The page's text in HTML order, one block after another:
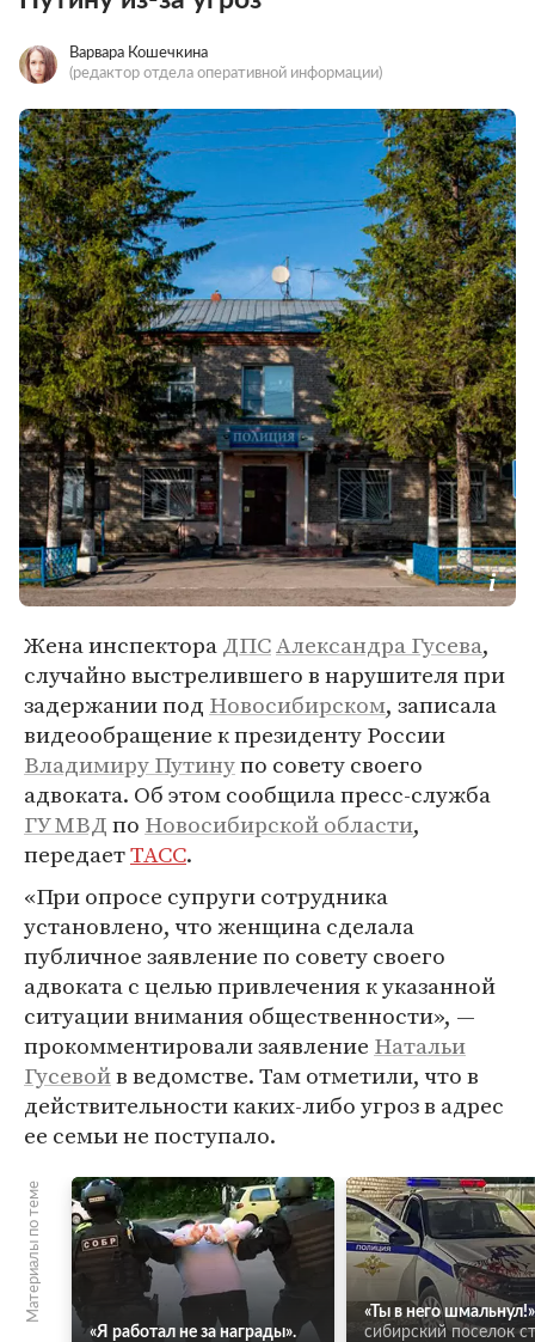
Варвара Кошечкина
(редактор отдела оперативной информации)
Жена инспектораДПСАлександра Гусева,
случайно выстрелившего в нарушителя при
задержании под Новосибирском, записала
видеообращение к президенту России
Владимиру Путинупо совету своего
адвоката. Об этом сообщила пресс-служба
ГУ МВДпо Новосибирской области,
передаетТАСС.
«При опросе супруги сотрудника
установлено, что женщина сделала
публичное заявление по совету своего
адвоката с целью привлечения к указанной
ситуации внимания общественности», —
прокомментировали заявление Натальи
Гусевойв ведомстве. Там отметили, что в
действительности каких-либо угроз в адрес
ее семьи не поступало.
Материалы по теме
«Я работал не за награды».
«Ты в него шмальнул!»
сибирский поселок